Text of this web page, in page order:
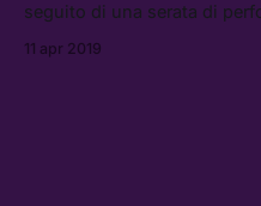
seguito di una serata di
11 apr 2019